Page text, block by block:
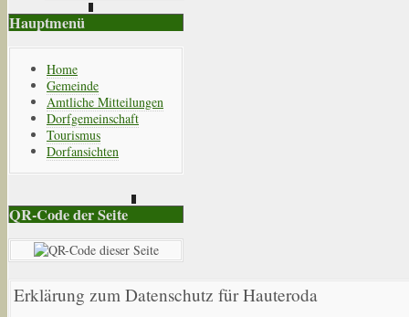
Hauptmenü
Home
Gemeinde
Amtliche Mitteilungen
Dorfgemeinschaft
Tourismus
Dorfansichten
QR-Code der Seite
Erklärung zum Datenschutz für Hauteroda